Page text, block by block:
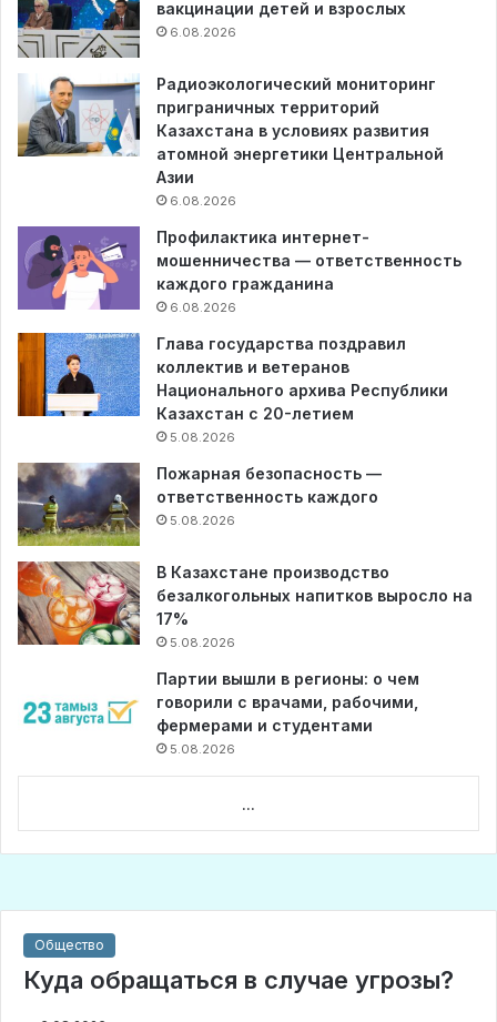
вакцинации детей и взрослых
6.08.2026
Радиоэкологический мониторинг
приграничных территорий
Казахстана в условиях развития
атомной энергетики Центральной
Азии
6.08.2026
Профилактика интернет-
мошенничества — ответственность
каждого гражданина
6.08.2026
Глава государства поздравил
коллектив и ветеранов
Национального архива Республики
Казахстан с 20-летием
5.08.2026
Пожарная безопасность —
ответственность каждого
5.08.2026
В Казахстане производство
безалкогольных напитков выросло на
17%
5.08.2026
Партии вышли в регионы: о чем
говорили с врачами, рабочими,
фермерами и студентами
5.08.2026
...